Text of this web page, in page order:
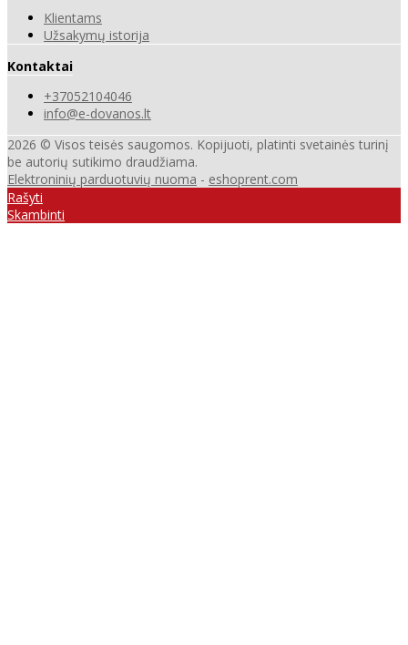
Klientams
Užsakymų istorija
Kontaktai
+37052104046
info@e-dovanos.lt
2026 © Visos teisės saugomos. Kopijuoti, platinti svetainės turinį
be autorių sutikimo draudžiama.
Elektroninių parduotuvių nuoma - eshoprent.com
Rašyti
Skambinti